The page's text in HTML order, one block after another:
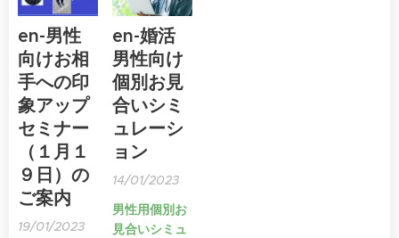
ご活用くださ
い。
en-男性
向けお相
手への印
象アップ
セミナー
（１月１
９日）の
ご案内
19/01/2023
en-婚活
男性向け
個別お見
合いシミ
ュレーシ
ョン
14/01/2023
男性用個別お
見合いシミュ